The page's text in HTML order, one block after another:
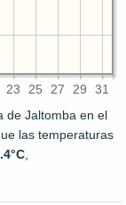
23 25 27 29 31
de Jaltomba en el
las temperaturas